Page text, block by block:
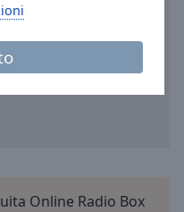
Online Radio Box